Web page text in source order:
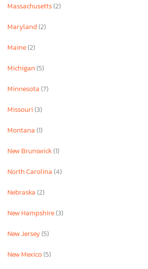
Massachusetts(2)
Maryland(2)
Maine(2)
Michigan(5)
Minnesota(7)
Missouri(3)
Montana(1)
New Brunswick(1)
North Carolina(4)
Nebraska(2)
New Hampshire(3)
New Jersey(5)
New Mexico(5)